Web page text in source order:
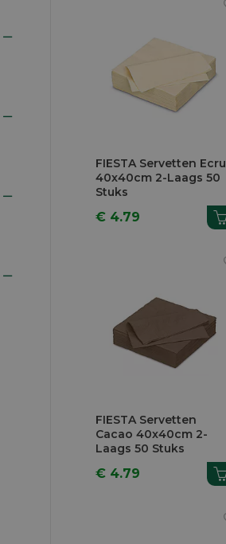
FIESTA Servetten Ecru
40x40cm 2-Laags 50
Stuks
€ 4.79
FIESTA Servetten
Cacao 40x40cm 2-
Laags 50 Stuks
€ 4.79